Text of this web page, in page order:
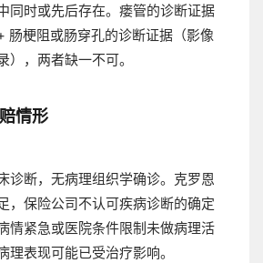
同时或先后存在。瘘管的诊断证据
肠梗阻或肠穿孔的诊断证据（影像
），两者缺一不可。
情形
诊断，无病理组织学确诊。 克罗恩
，保险公司不认可疾病诊断的确定
情紧急或医院条件限制未做病理活
理表现可能已受治疗影响。